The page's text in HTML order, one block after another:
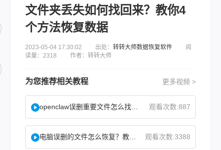
文件夹丢失如何找回来？教你4
个方法恢复数据
2023-05-04 17:30:02 出处： 转转大师数据恢复软件 阅
读量：2318 作者：转转大师
为您推荐相关教程 更多视频 >
观看次数:887
观看次数:3388